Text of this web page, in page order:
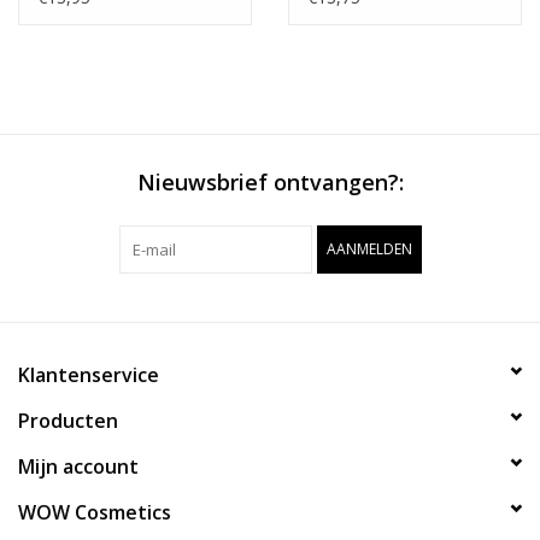
Nieuwsbrief ontvangen?:
AANMELDEN
Klantenservice
Producten
Mijn account
WOW Cosmetics